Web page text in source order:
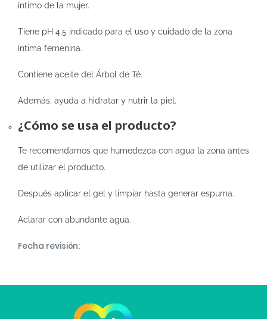
íntimo de la mujer.
Tiene pH 4,5 indicado para el uso y cuidado de la zona
íntima femenina.
Contiene aceite del Árbol de Té.
Además, ayuda a hidratar y nutrir la piel.
¿Cómo se usa el producto?
Te recomendamos que humedezca con agua la zona antes
de utilizar el producto.
Después aplicar el gel y limpiar hasta generar espuma.
Aclarar con abundante agua.
Fecha revisión: